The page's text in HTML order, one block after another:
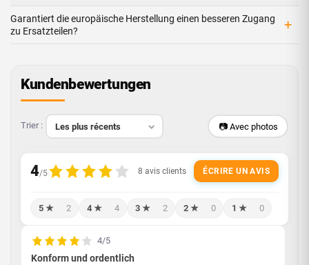
Garantiert die europäische Herstellung einen besseren Zugang
zu Ersatzteilen?
+
Kundenbewertungen
Trier : 📷 Avec photos
5 ★ 2 4 ★ 4 3 ★ 2 2 ★ 0 1 ★ 0
ÉCRIRE UN AVIS
4/5
Konform und ordentlich